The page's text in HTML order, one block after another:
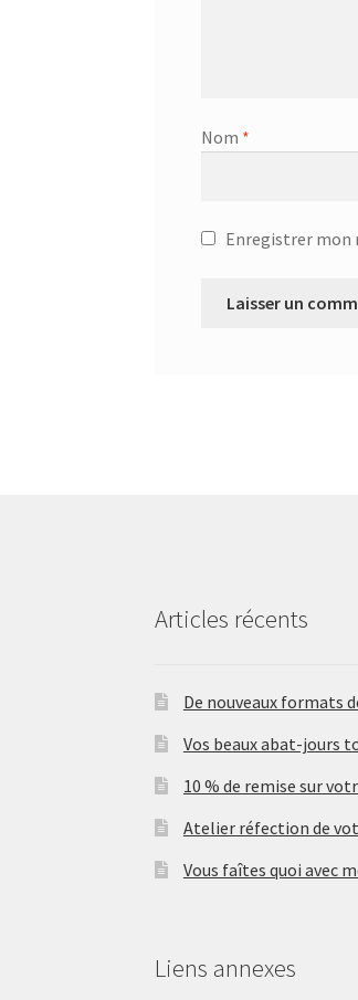
Nom *
Enregistrer mon
Articles récents
De nouveaux formats
Vos beaux abat-jours
10 % de remise sur
Atelier réfection de
Vous faîtes quoi avec
Liens annexes